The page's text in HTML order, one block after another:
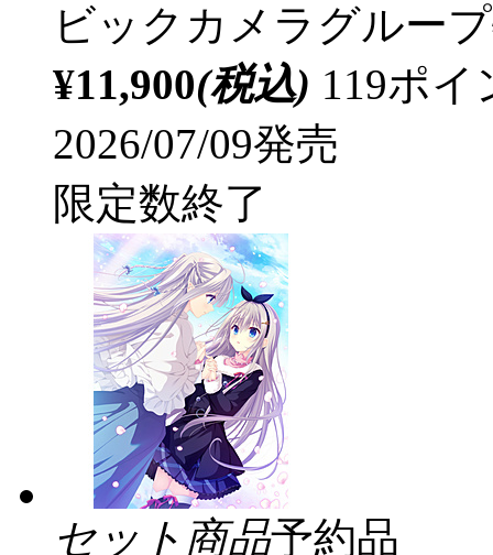
ビックカメラグルー
¥11,900(税込) 119ポ
2026/07/09発売
限定数終了
セット商品予約品